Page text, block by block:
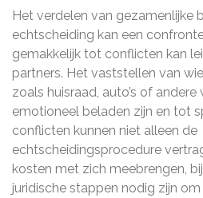
Het verdelen van gezamenlijke
echtscheiding kan een
gemakkelijk tot conflicten kan
partners. Het vaststellen van
zoals huisraad, auto’s of
emotioneel beladen zijn en tot
conflicten kunnen niet alleen de
echtscheidingsprocedure
kosten met zich meebrengen,
juridische stappen nodig zijn